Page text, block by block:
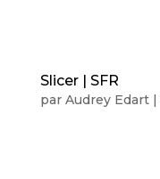
Slicer | SFR
par Audrey Edart|